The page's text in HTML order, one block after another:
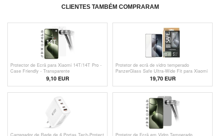
CLIENTES TAMBÉM COMPRARAM
Protector de Ecrã para Xiaomi 14T/14T Pro -
Case Friendly - Transparente
9,10 EUR
Protetor de ecrã de vidro temperado
PanzerGlass Safe Ultra-Wide Fit para Xiaomi
14T/14T Pro - 9H - Borda Preta
19,70 EUR